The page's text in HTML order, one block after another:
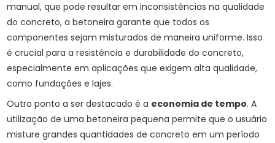
manual, que pode resultar em inconsistências na qualidade
do concreto, a betoneira garante que todos os
componentes sejam misturados de maneira uniforme. Isso
é crucial para a resistência e durabilidade do concreto,
especialmente em aplicações que exigem alta qualidade,
como fundações e lajes.
Outro ponto a ser destacado é a economia de tempo. A
utilização de uma betoneira pequena permite que o usuário
misture grandes quantidades de concreto em um período